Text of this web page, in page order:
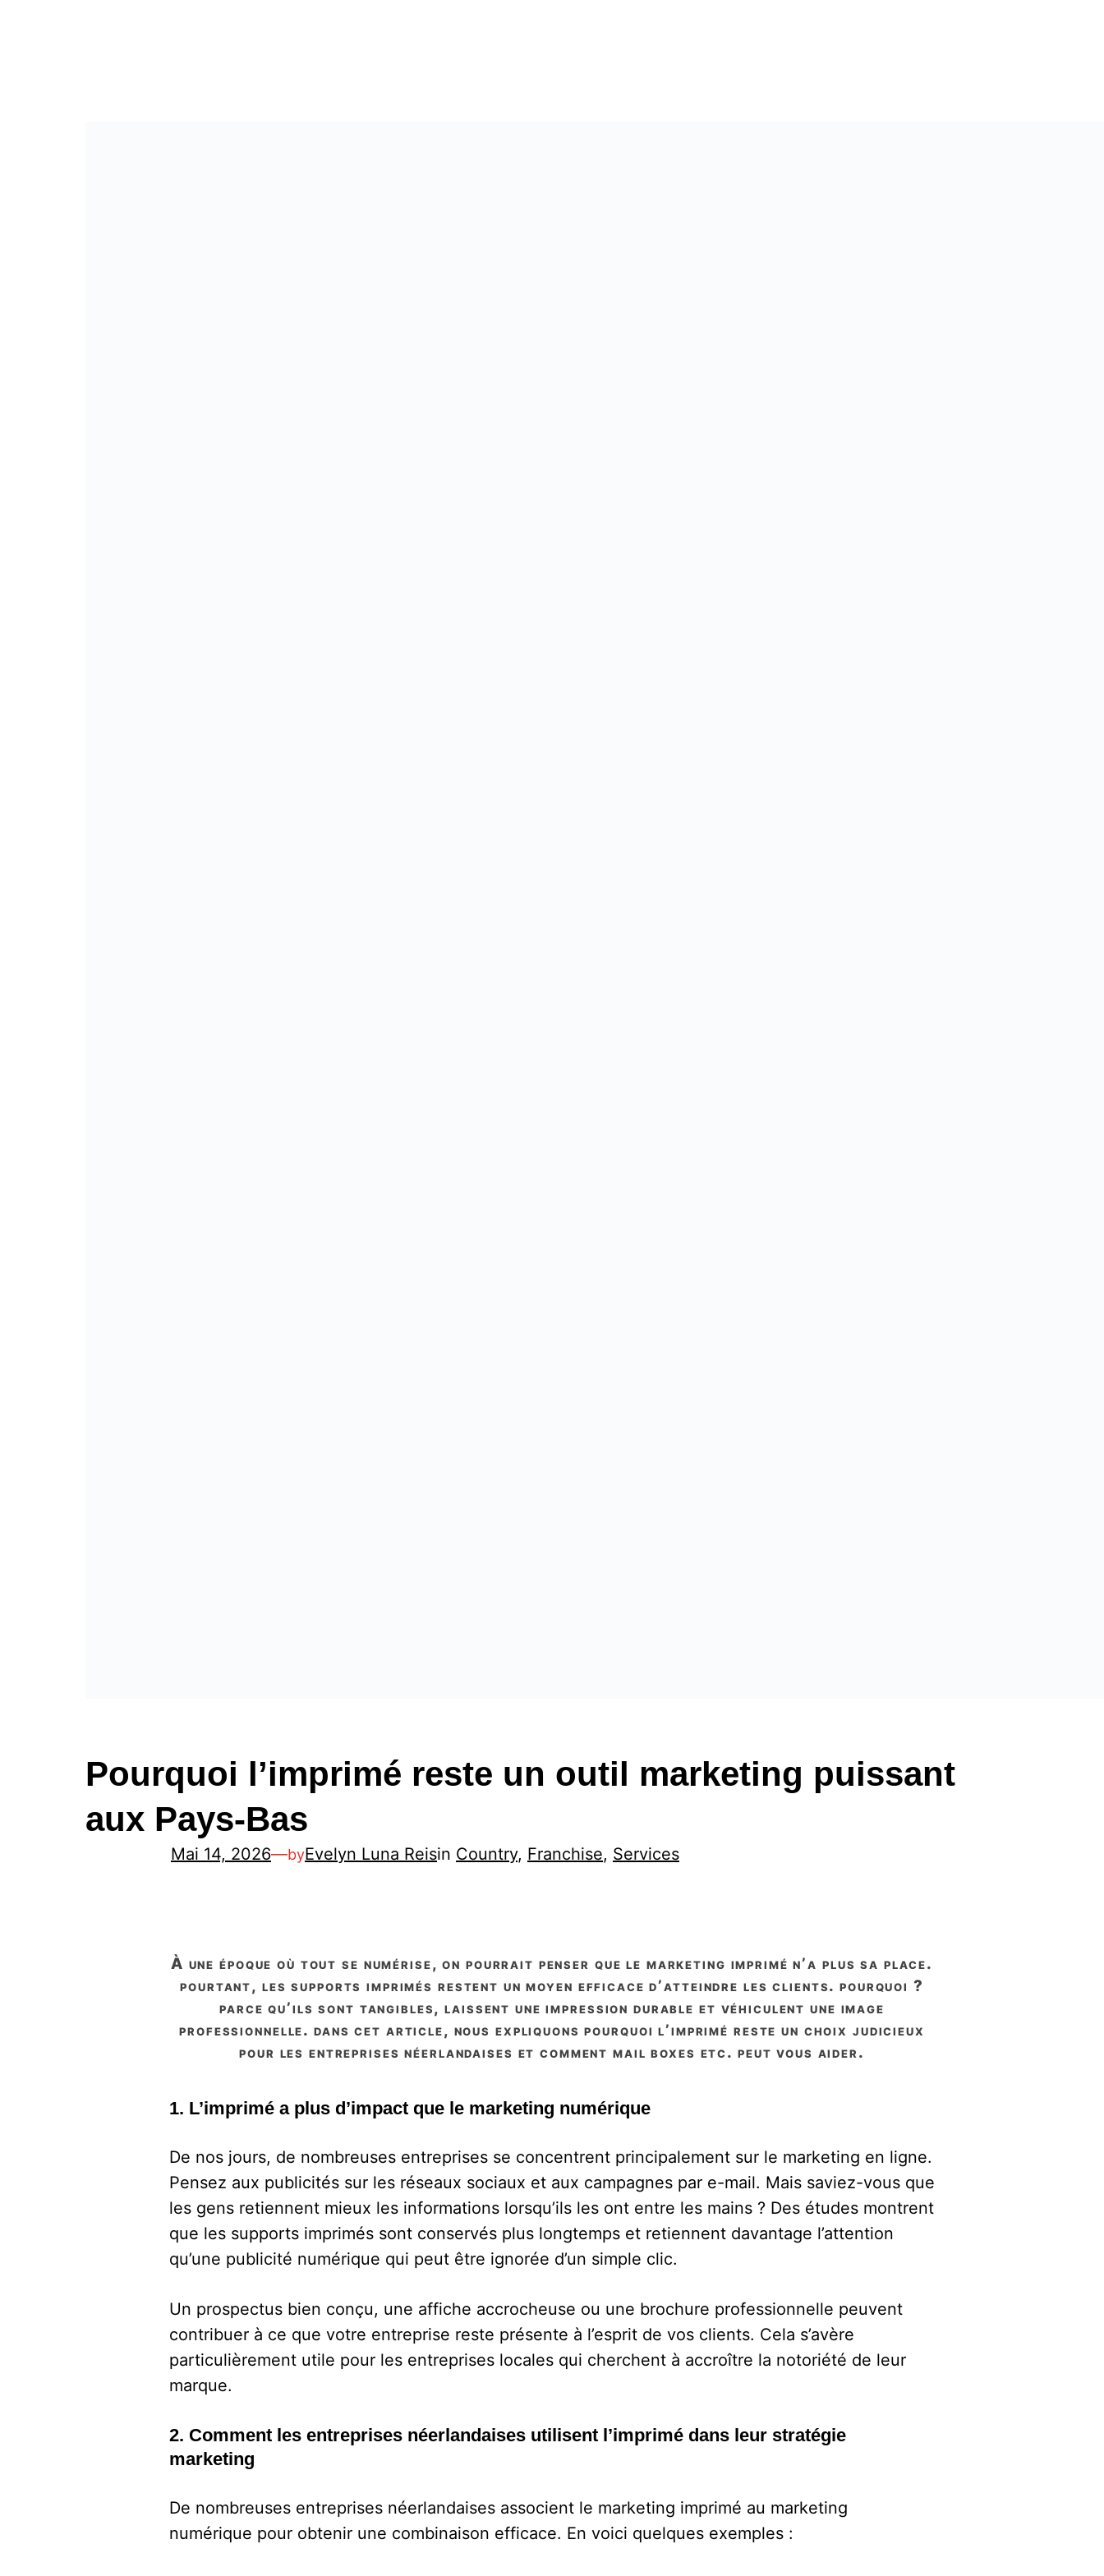
Pourquoi l’imprimé reste un outil marketing puissant
aux Pays-Bas
Mai 14, 2026—byEvelyn Luna Reisin Country, Franchise, Services
à une époque où tout se numérise, on pourrait penser que le marketing imprimé n’a plus sa place.
pourtant, les supports imprimés restent un moyen efficace d’atteindre les clients. pourquoi ?
parce qu’ils sont tangibles, laissent une impression durable et véhiculent une image
professionnelle. dans cet article, nous expliquons pourquoi l’imprimé reste un choix judicieux
pour les entreprises néerlandaises et comment mail boxes etc. peut vous aider.
1. L’imprimé a plus d’impact que le marketing numérique
De nos jours, de nombreuses entreprises se concentrent principalement sur le marketing en ligne.
Pensez aux publicités sur les réseaux sociaux et aux campagnes par e-mail. Mais saviez-vous que
les gens retiennent mieux les informations lorsqu’ils les ont entre les mains ? Des études montrent
que les supports imprimés sont conservés plus longtemps et retiennent davantage l’attention
qu’une publicité numérique qui peut être ignorée d’un simple clic.
Un prospectus bien conçu, une affiche accrocheuse ou une brochure professionnelle peuvent
contribuer à ce que votre entreprise reste présente à l’esprit de vos clients. Cela s’avère
particulièrement utile pour les entreprises locales qui cherchent à accroître la notoriété de leur
marque.
2. Comment les entreprises néerlandaises utilisent l’imprimé dans leur stratégie
marketing
De nombreuses entreprises néerlandaises associent le marketing imprimé au marketing
numérique pour obtenir une combinaison efficace. En voici quelques exemples :